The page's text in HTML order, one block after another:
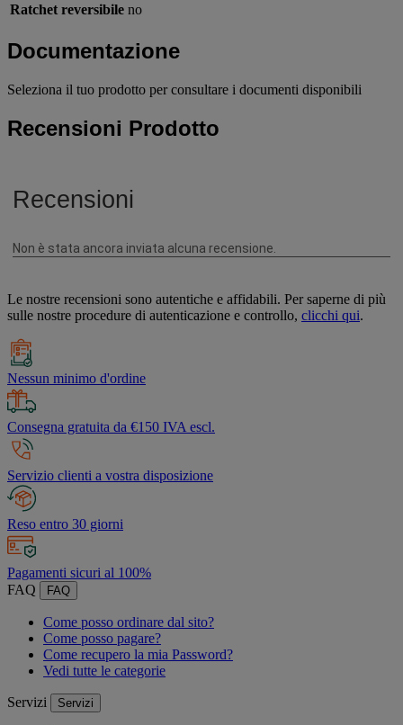
Ratchet reversibile no
Documentazione
Seleziona il tuo prodotto per consultare i documenti disponibili
Recensioni Prodotto
Le nostre recensioni sono autentiche e affidabili. Per saperne di più
sulle nostre procedure di autenticazione e controllo, clicchi qui.
Nessun minimo d'ordine
Consegna gratuita da €150 IVA escl.
Servizio clienti a vostra disposizione
Reso entro 30 giorni
Pagamenti sicuri al 100%
FAQ
FAQ
Come posso ordinare dal sito?
Come posso pagare?
Come recupero la mia Password?
Vedi tutte le categorie
Servizi Servizi